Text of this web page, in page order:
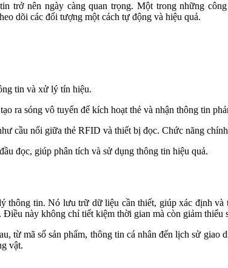
trở nên ngày càng quan trọng. Một trong những
dõi các đối tượng một cách tự động và hiệu quả.
tin và xử lý tín hiệu.
ra sóng vô tuyến để kích hoạt thẻ và nhận thông tin
cầu nối giữa thẻ RFID và thiết bị đọc. Chức năng
đọc, giúp phân tích và sử dụng thông tin hiệu quả.
tin. Nó lưu trữ dữ liệu cần thiết, giúp xác định và
này không chỉ tiết kiệm thời gian mà còn giảm thiểu
từ mã số sản phẩm, thông tin cá nhân đến lịch sử
vật.